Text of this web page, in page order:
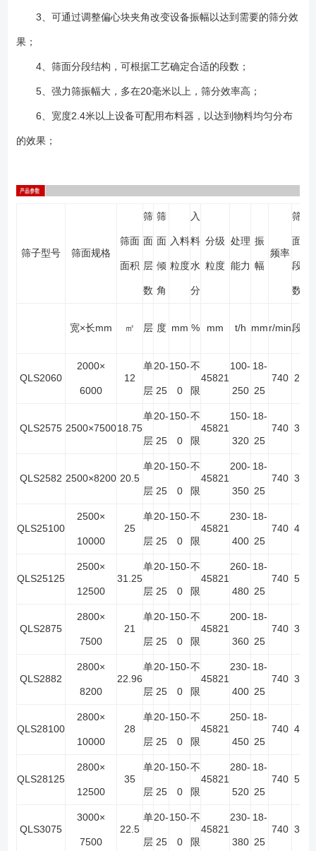
3、可通过调整偏心块夹角改变设备振幅以达到需要的筛分效
果；
4、筛面分段结构，可根据工艺确定合适的段数；
5、强力筛振幅大，多在20毫米以上，筛分效率高；
6、宽度2.4米以上设备可配用布料器，以达到物料均匀分布
的效果；
筛子型号 筛面规格
筛面
面积
筛
面
层
数
筛
面
倾
角
入料
粒度
入
料
水
分
分级
粒度
处理
能力
振
幅
频率
筛
面
段
数
宽×长mm ㎡ 层 度 mm % mm t/h mmr/min段
QLS2060
2000×
6000
12
单
层
20-
25
150-
0
不
限
45821
100-
250
18-
25
740 2
QLS2575 2500×750018.75
单
层
20-
25
150-
0
不
限
45821
150-
320
18-
25
740 3
QLS2582 2500×8200 20.5
单
层
20-
25
150-
0
不
限
45821
200-
350
18-
25
740 3
QLS25100
2500×
10000
25
单
层
20-
25
150-
0
不
限
45821
230-
400
18-
25
740 4
QLS25125
2500×
12500
31.25
单
层
20-
25
150-
0
不
限
45821
260-
480
18-
25
740 5
QLS2875
2800×
7500
21
单
层
20-
25
150-
0
不
限
45821
200-
360
18-
25
740 3
QLS2882
2800×
8200
22.96
单
层
20-
25
150-
0
不
限
45821
230-
400
18-
25
740 3
QLS28100
2800×
10000
28
单
层
20-
25
150-
0
不
限
45821
250-
450
18-
25
740 4
QLS28125
2800×
12500
35
单
层
20-
25
150-
0
不
限
45821
280-
520
18-
25
740 5
QLS3075
3000×
7500
22.5
单
层
20-
25
150-
0
不
限
45821
230-
380
18-
25
740 3